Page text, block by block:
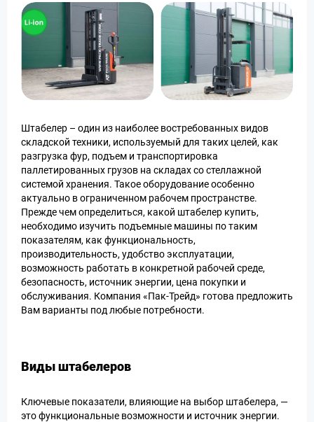
Штабелер – один из наиболее востребованных видов
складской техники, используемый для таких целей, как
разгрузка фур, подъем и транспортировка
паллетированных грузов на складах со стеллажной
системой хранения. Такое оборудование особенно
актуально в ограниченном рабочем пространстве.
Прежде чем определиться, какой штабелер купить,
необходимо изучить подъемные машины по таким
показателям, как функциональность,
производительность, удобство эксплуатации,
возможность работать в конкретной рабочей среде,
безопасность, источник энергии, цена покупки и
обслуживания. Компания «Пак-Трейд» готова предложить
Вам варианты под любые потребности.
Виды штабелеров
Ключевые показатели, влияющие на выбор штабелера, —
это функциональные возможности и источник энергии.